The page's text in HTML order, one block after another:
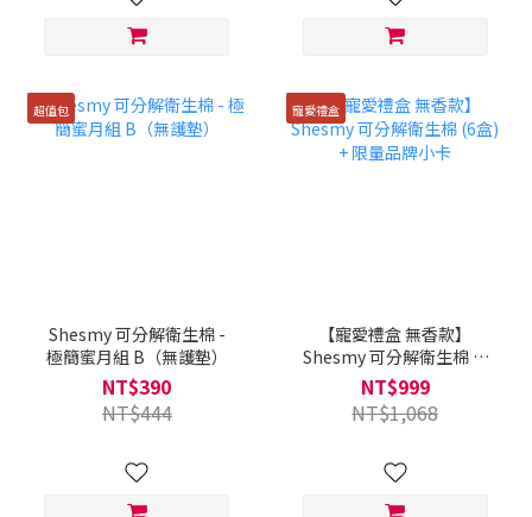
超值包
Shesmy 可分解衛生棉 -
極簡蜜月組 B（無護墊）
NT$390
NT$444
寵愛禮盒
【寵愛禮盒 無香款】
Shesmy 可分解衛生棉 (6
盒) + 限量品牌小卡
NT$999
NT$1,068